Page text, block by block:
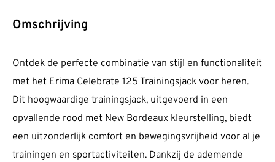
Omschrijving
Ontdek de perfecte combinatie van stijl en functionaliteit
met het Erima Celebrate 125 Trainingsjack voor heren.
Dit hoogwaardige trainingsjack, uitgevoerd in een
opvallende rood met New Bordeaux kleurstelling, biedt
een uitzonderlijk comfort en bewegingsvrijheid voor al je
trainingen en sportactiviteiten. Dankzij de ademende